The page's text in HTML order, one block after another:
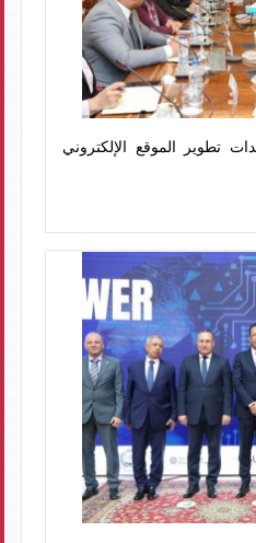
تطوير الموقع الإلكتروني